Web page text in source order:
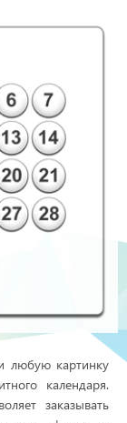
любую картинку
календаря.
заказывать